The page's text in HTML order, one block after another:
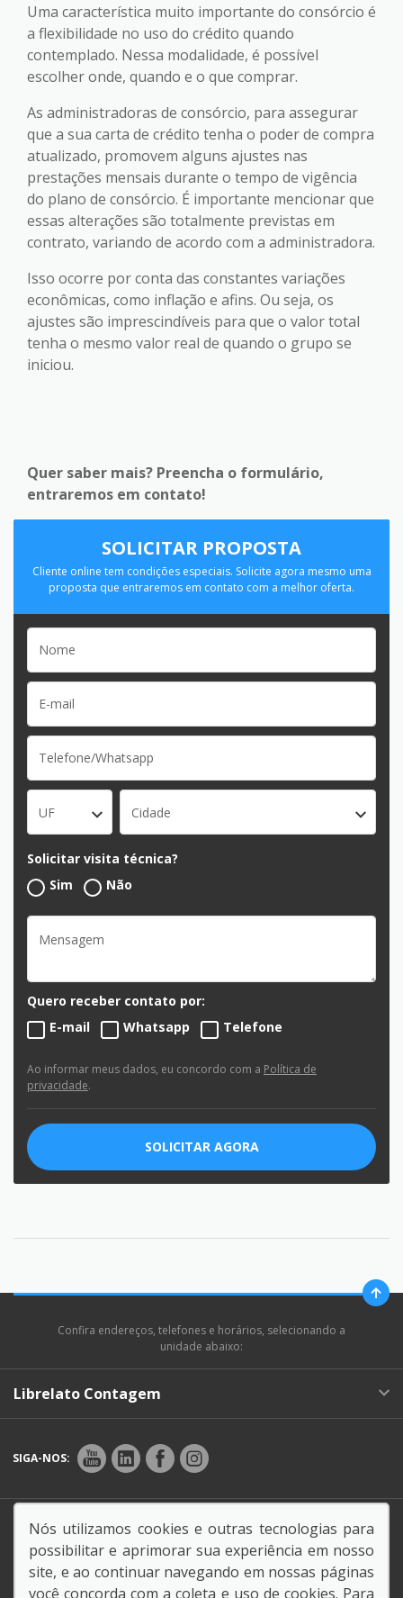
Uma característica muito importante do consórcio é
a flexibilidade no uso do crédito quando
contemplado. Nessa modalidade, é possível
escolher onde, quando e o que comprar.
As administradoras de consórcio, para assegurar
que a sua carta de crédito tenha o poder de compra
atualizado, promovem alguns ajustes nas
prestações mensais durante o tempo de vigência
do plano de consórcio. É importante mencionar que
essas alterações são totalmente previstas em
contrato, variando de acordo com a administradora.
Isso ocorre por conta das constantes variações
econômicas, como inflação e afins. Ou seja, os
ajustes são imprescindíveis para que o valor total
tenha o mesmo valor real de quando o grupo se
iniciou.
Quer saber mais? Preencha o formulário,
entraremos em contato!
SOLICITAR PROPOSTA
Cliente online tem condições especiais. Solicite agora mesmo uma
proposta que entraremos em contato com a melhor oferta.
UF Cidade
Solicitar visita técnica?
Sim
Não
Quero receber contato por:
E-mail
Whatsapp Telefone
Ao informar meus dados, eu concordo com a Política de
privacidade.
SOLICITAR AGORA
Confira endereços, telefones e horários, selecionando a
unidade abaixo:
Librelato Contagem
SIGA-NOS:
Endereço Matriz: BR-381, km 493, 1100 -
Inconfidentes - Contagem CEP: 32260-530-MG
Nós utilizamos cookies e outras tecnologias para
possibilitar e aprimorar sua experiência em nosso
site, e ao continuar navegando em nossas páginas
você concorda com a coleta e uso de cookies. Para